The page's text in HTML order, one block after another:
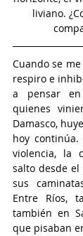
liviano.
Cuando se
respiro e
a pensar
quienes
Damasco,
hoy
violencia, la
salto desde el
sus
Entre Ríos,
también en
que pisaban